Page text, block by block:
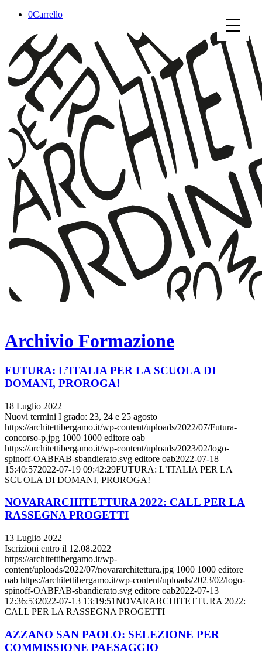
0Carrello
Archivio Formazione
FUTURA: L’ITALIA PER LA SCUOLA DI
DOMANI, PROROGA!
18 Luglio 2022
Nuovi termini I grado: 23, 24 e 25 agosto
https://architettibergamo.it/wp-content/uploads/2022/07/Futura-
concorso-p.jpg 1000 1000 editore oab
https://architettibergamo.it/wp-content/uploads/2023/02/logo-
spinoff-OABFAB-sbandierato.svg editore oab2022-07-18
15:40:572022-07-19 09:42:29FUTURA: L’ITALIA PER LA
SCUOLA DI DOMANI, PROROGA!
NOVARARCHITETTURA 2022: CALL PER LA
RASSEGNA PROGETTI
13 Luglio 2022
Iscrizioni entro il 12.08.2022
https://architettibergamo.it/wp-
content/uploads/2022/07/novararchitettura.jpg 1000 1000 editore
oab https://architettibergamo.it/wp-content/uploads/2023/02/logo-
spinoff-OABFAB-sbandierato.svg editore oab2022-07-13
12:36:532022-07-13 13:19:51NOVARARCHITETTURA 2022:
CALL PER LA RASSEGNA PROGETTI
AZZANO SAN PAOLO: SELEZIONE PER
COMMISSIONE PAESAGGIO